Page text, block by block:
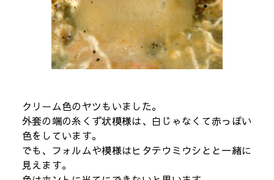
クリーム色のヤツもいました。
外套の端の糸くず状模様は、白じゃなくて赤っぽい
色をしています。
でも、フォルムや模様はヒタテウミウシとと一緒に
見えます。